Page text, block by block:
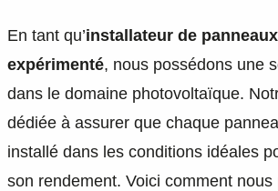
En tant qu’installateur de
expérimenté, nous possédons une
dans le domaine photovoltaïque.
dédiée à assurer que chaque
installé dans les conditions idéales
son rendement. Voici comment